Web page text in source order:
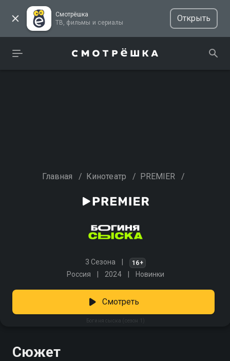
Смотрёшка
ТВ, фильмы и сериалы
Открыть
Главная / Кинотеатр / PREMIER /
3 Сезона 16+
Россия 2024 Новинки
Богиня сыска (сезон 1)
Смотреть
Сюжет